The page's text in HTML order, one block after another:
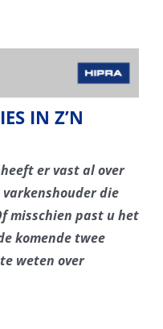
IN Z’N
er vast al over
varkenshouder die
misschien past u het
komende twee
weten over